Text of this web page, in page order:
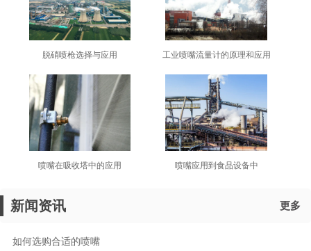
脱硝喷枪选择与应用 工业喷嘴流量计的原理和应用
喷嘴在吸收塔中的应用 ​喷嘴应用到食品设备中
新闻资讯 更多
如何选购合适的喷嘴